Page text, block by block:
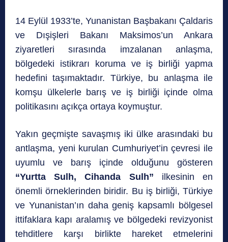
14 Eylül 1933’te, Yunanistan Başbakanı Çaldaris
ve Dışişleri Bakanı Maksimos’un Ankara
ziyaretleri sırasında imzalanan anlaşma,
bölgedeki istikrarı koruma ve iş birliği yapma
hedefini taşımaktadır. Türkiye, bu anlaşma ile
komşu ülkelerle barış ve iş birliği içinde olma
politikasını açıkça ortaya koymuştur.
Yakın geçmişte savaşmış iki ülke arasındaki bu
antlaşma, yeni kurulan Cumhuriyet’in çevresi ile
uyumlu ve barış içinde olduğunu gösteren
“Yurtta Sulh, Cihanda Sulh” ilkesinin en
önemli örneklerinden biridir. Bu iş birliği, Türkiye
ve Yunanistan’ın daha geniş kapsamlı bölgesel
ittifaklara kapı aralamış ve bölgedeki revizyonist
tehditlere karşı birlikte hareket etmelerini